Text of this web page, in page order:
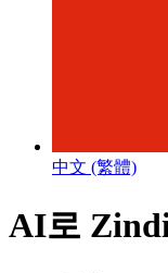
中文 (繁體)
AI로